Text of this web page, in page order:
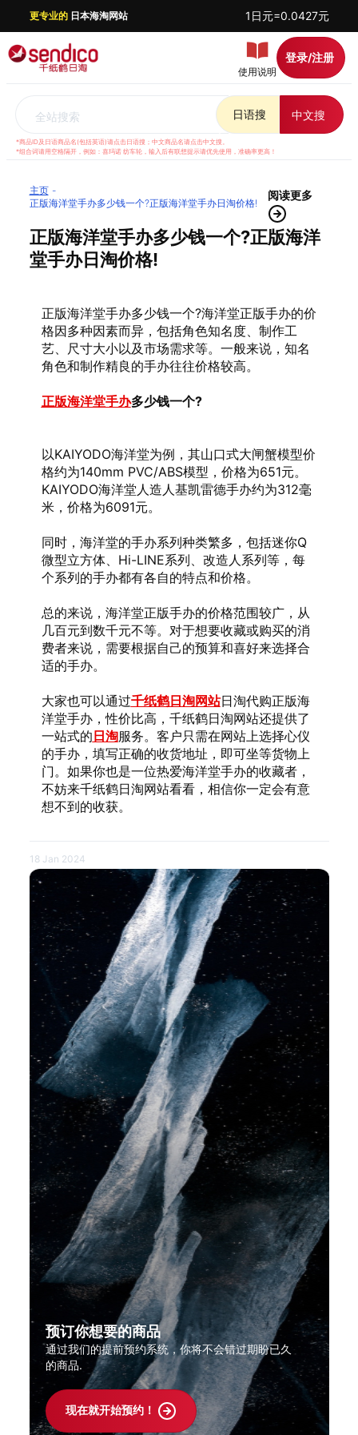
更专业的日本海淘网站 1日元=0.0427元
使用说明
登录/注册
全站搜索 日语搜 中文搜
*商品ID及日语商品名(包括英语)请点击日语搜；中文商品名请点击中文搜。
*组合词请用空格隔开，例如：喜玛诺 纺车轮，输入后有联想提示请优先使用，准确率更高！
主页
正版海洋堂手办多少钱一个?正版海洋堂手办日淘价格!
阅读更多
正版海洋堂手办多少钱一个?正版海洋
堂手办日淘价格!
正版海洋堂手办多少钱一个?海洋堂正版手办的价
格因多种因素而异，包括角色知名度、制作工
艺、尺寸大小以及市场需求等。一般来说，知名
角色和制作精良的手办往往价格较高。
正版海洋堂手办多少钱一个?
以KAIYODO海洋堂为例，其山口式大闸蟹模型价
格约为140mm PVC/ABS模型，价格为651元。
KAIYODO海洋堂人造人基凯雷德手办约为312毫
米，价格为6091元。
同时，海洋堂的手办系列种类繁多，包括迷你Q
微型立方体、Hi-LINE系列、改造人系列等，每
个系列的手办都有各自的特点和价格。
总的来说，海洋堂正版手办的价格范围较广，从
几百元到数千元不等。对于想要收藏或购买的消
费者来说，需要根据自己的预算和喜好来选择合
适的手办。
大家也可以通过千纸鹤日淘网站日淘代购正版海
洋堂手办，性价比高，千纸鹤日淘网站还提供了
一站式的 日淘服务。客户只需在网站上选择心仪
的手办，填写正确的收货地址，即可坐等货物上
门。如果你也是一位热爱海洋堂手办的收藏者，
不妨来千纸鹤日淘网站看看，相信你一定会有意
想不到的收获。
18 Jan 2024
预订你想要的商品
通过我们的提前预约系统，你将不会错过期盼已久
的商品.
现在就开始预约！